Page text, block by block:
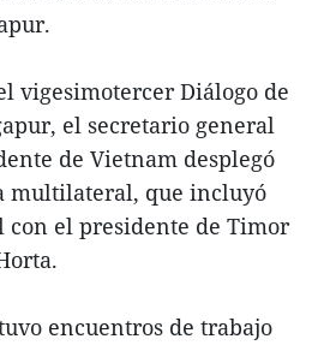
vigesimotercer Diálogo de
el secretario general
de Vietnam desplegó
multilateral, que incluyó
el presidente de Timor
encuentros de trabajo